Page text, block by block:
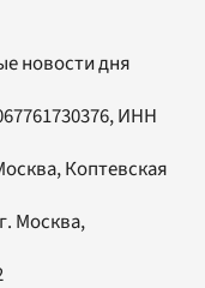
новости дня
ИНН
Коптевская
Москва,